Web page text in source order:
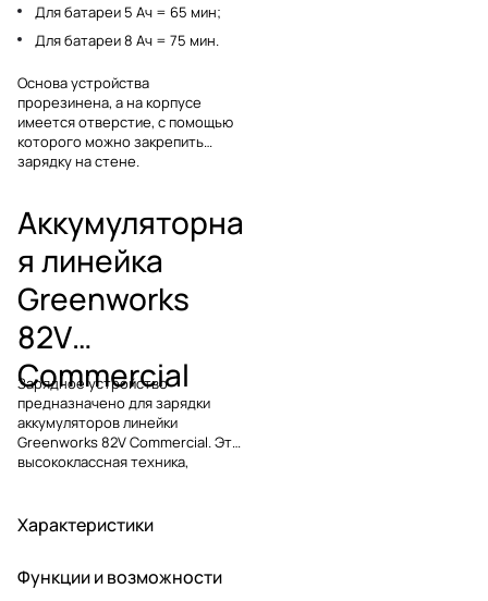
Для батареи 5 Ач = 65 мин;
Для батареи 8 Ач = 75 мин.
Основа устройства
прорезинена, а на корпусе
имеется отверстие, с помощью
которого можно закрепить
зарядку на стене.
Аккумуляторна
я линейка
Greenworks
82V
Commercial
Зарядное устройство
предназначено для зарядки
аккумуляторов линейки
Greenworks 82V Commercial. Это
высококлассная техника,
использования, так и для работ
на частных участках.
Характеристики
Функции и возможности